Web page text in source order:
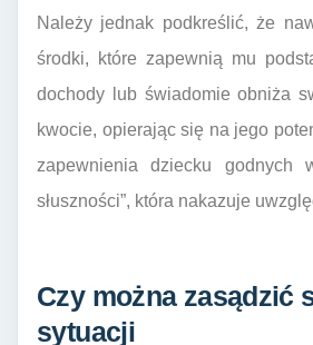
Należy jednak podkreślić, że
środki, które zapewnią mu
dochody lub świadomie obniża
kwocie, opierając się na jego
zapewnienia dziecku godnych
słuszności”, która nakazuje
Czy można zasądzić
sytuacji